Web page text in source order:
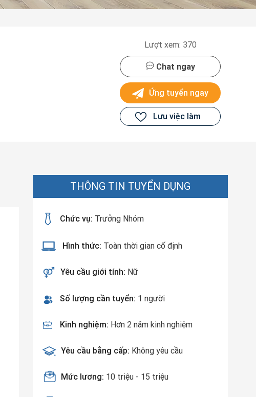
Lượt xem: 370
Chat ngay
Ứng tuyển ngay
Lưu việc làm
THÔNG TIN TUYỂN DỤNG
Chức vụ: Trưởng Nhóm
Hình thức: Toàn thời gian cố định
Yêu cầu giới tính: Nữ
Số lượng cần tuyển: 1 người
Kinh nghiệm: Hơn 2 năm kinh nghiệm
Yêu cầu bằng cấp: Không yêu cầu
Mức lương: 10 triệu - 15 triệu